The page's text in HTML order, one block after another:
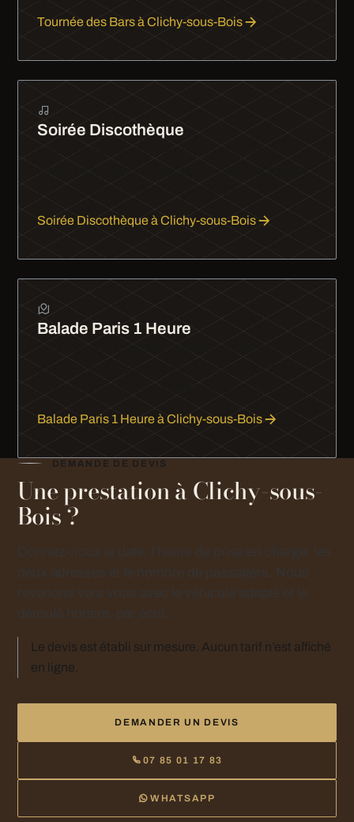
Tournée des Bars à Clichy-sous-Bois
Soirée Discothèque
Soirée Discothèque à Clichy-sous-Bois
Balade Paris 1 Heure
Balade Paris 1 Heure à Clichy-sous-Bois
DEMANDE DE DEVIS
Une prestation à Clichy-sous-
Bois ?
Le devis est établi sur mesure. Aucun tarif n’est affiché
en ligne.
DEMANDER UN DEVIS
07 85 01 17 83
WHATSAPP